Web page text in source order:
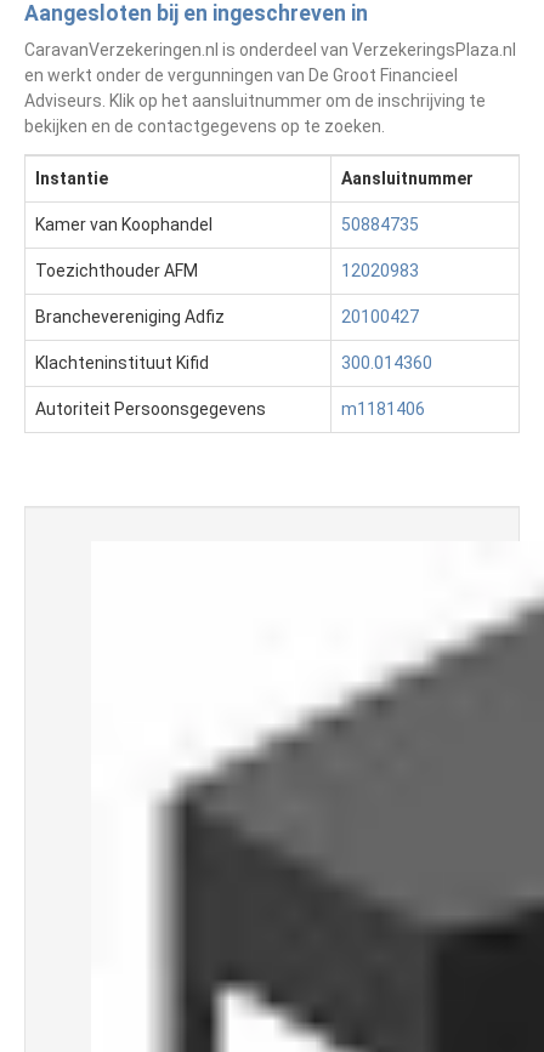
Aangesloten bij en ingeschreven in
CaravanVerzekeringen.nl is onderdeel van VerzekeringsPlaza.nl
en werkt onder de vergunningen van De Groot Financieel
Adviseurs. Klik op het aansluitnummer om de inschrijving te
bekijken en de contactgegevens op te zoeken.
Instantie Aansluitnummer
Kamer van Koophandel 50884735
Toezichthouder AFM 12020983
Branchevereniging Adfiz 20100427
Klachteninstituut Kifid 300.014360
Autoriteit Persoonsgegevens m1181406